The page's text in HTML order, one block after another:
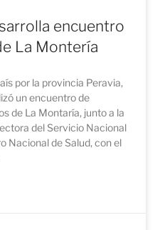
encuentro
La Montería
por la provincia Peravia,
un encuentro de
de La Montaría, junto a la
del Servicio Nacional
Nacional de Salud, con el